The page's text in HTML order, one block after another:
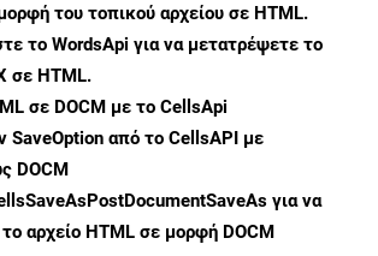
του τοπικού αρχείου σε HTML.
το WordsApi για να μετατρέψετε το
σε HTML.
σε DOCM με το CellsApi
SaveOption από το CellsAPI με
DOCM
για να
αρχείο HTML σε μορφή DOCM